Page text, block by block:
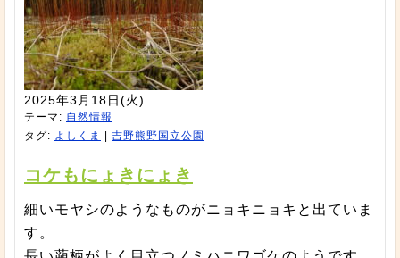
2025年3月18日(火)
テーマ: 自然情報
タグ: よしくま 吉野熊野国立公園
コケもにょきにょき
細いモヤシのようなものがニョキニョキと出ていま
す。